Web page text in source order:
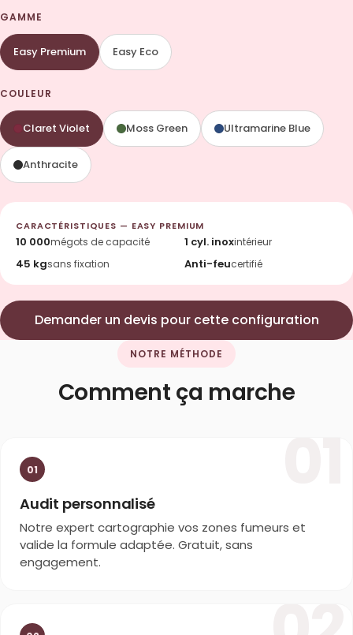
GAMME
Easy Premium Easy Eco
COULEUR
Claret Violet Moss Green Ultramarine Blue
Anthracite
CARACTÉRISTIQUES — EASY PREMIUM
10 000mégots de capacité 1 cyl. inoxintérieur
45 kgsans fixation Anti-feucertifié
Demander un devis pour cette configuration
NOTRE MÉTHODE
Comment ça marche
01
Audit personnalisé
Notre expert cartographie vos zones fumeurs et
valide la formule adaptée. Gratuit, sans
engagement.